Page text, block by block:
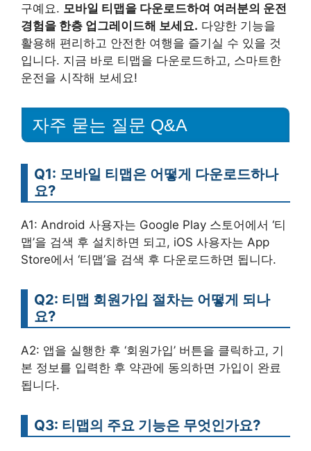
구예요. 모바일 티맵을 다운로드하여 여러분의 운전
경험을 한층 업그레이드해 보세요. 다양한 기능을
활용해 편리하고 안전한 여행을 즐기실 수 있을 것
입니다. 지금 바로 티맵을 다운로드하고, 스마트한
운전을 시작해 보세요!
자주 묻는 질문 Q&A
Q1: 모바일 티맵은 어떻게 다운로드하나
요?
A1: Android 사용자는 Google Play 스토어에서 ‘티
맵’을 검색 후 설치하면 되고, iOS 사용자는 App
Store에서 ‘티맵’을 검색 후 다운로드하면 됩니다.
Q2: 티맵 회원가입 절차는 어떻게 되나
요?
A2: 앱을 실행한 후 ‘회원가입’ 버튼을 클릭하고, 기
본 정보를 입력한 후 약관에 동의하면 가입이 완료
됩니다.
Q3: 티맵의 주요 기능은 무엇인가요?